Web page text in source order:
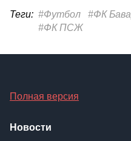
Теги: #Футбол #ФК
#ФК ПСЖ
Полная версия
Новости